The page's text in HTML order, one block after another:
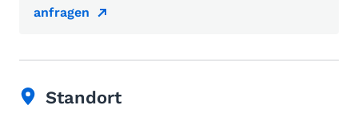
anfragen
Standort